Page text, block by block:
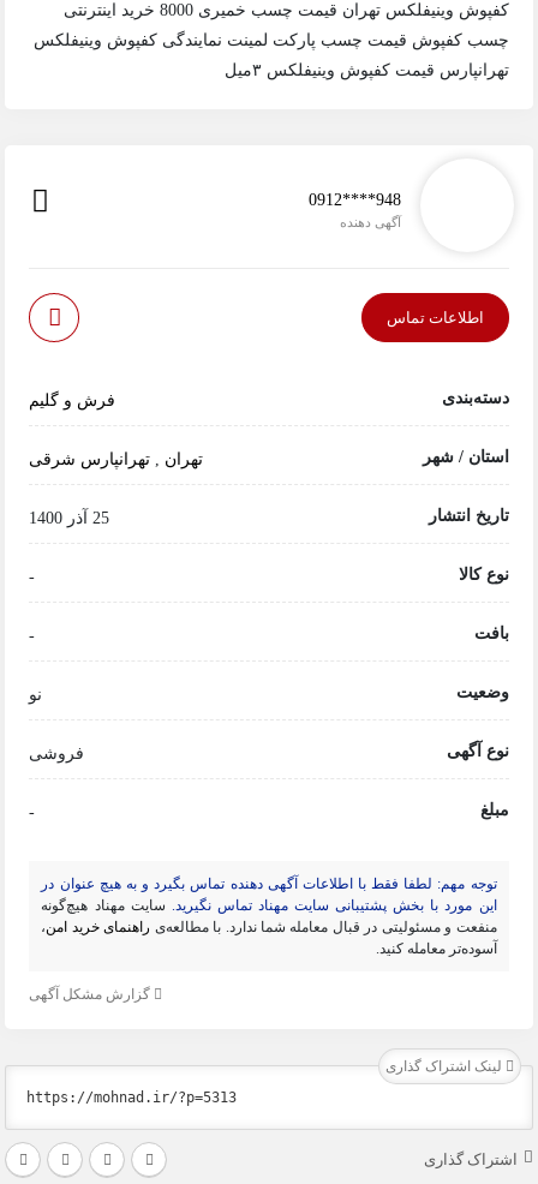
کفپوش وینیفلکس تهران قیمت چسب خمیری 8000 خرید اینترنتی
چسب کفپوش قیمت چسب پارکت لمینت نمایندگی کفپوش وینیفلکس
تهرانپارس قیمت کفپوش وینیفلکس ۳میل
0912****948
آگهی دهنده
اطلاعات تماس
دسته‌بندی فرش و گلیم
استان / شهر تهران , تهرانپارس شرقی
تاریخ انتشار 25 آذر 1400
نوع کالا -
بافت -
وضعیت نو
نوع آگهی فروشی
مبلغ -
توجه مهم: لطفا فقط با اطلاعات آگهی دهنده تماس بگیرد و به هیچ عنوان در
این مورد با بخش پشتیبانی سایت مهناد تماس نگیرید. سایت مهناد هیچ‌گونه
منفعت و مسئولیتی در قبال معامله شما ندارد. با مطالعه‌ی راهنمای خرید امن،
آسوده‌تر معامله کنید.
گزارش مشکل آگهی
لینک اشتراک گذاری
اشتراک گذاری